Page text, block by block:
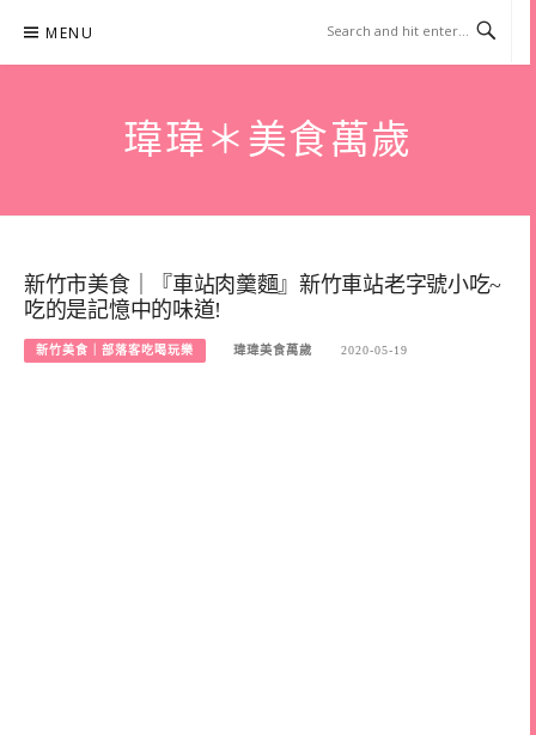
content
MENU
瑋瑋＊美食萬歲
新竹市美食｜『車站肉羹麵』新竹車站老字號小吃~
吃的是記憶中的味道!
新竹美食｜部落客吃喝玩樂 瑋瑋美食萬歲 2020-05-19